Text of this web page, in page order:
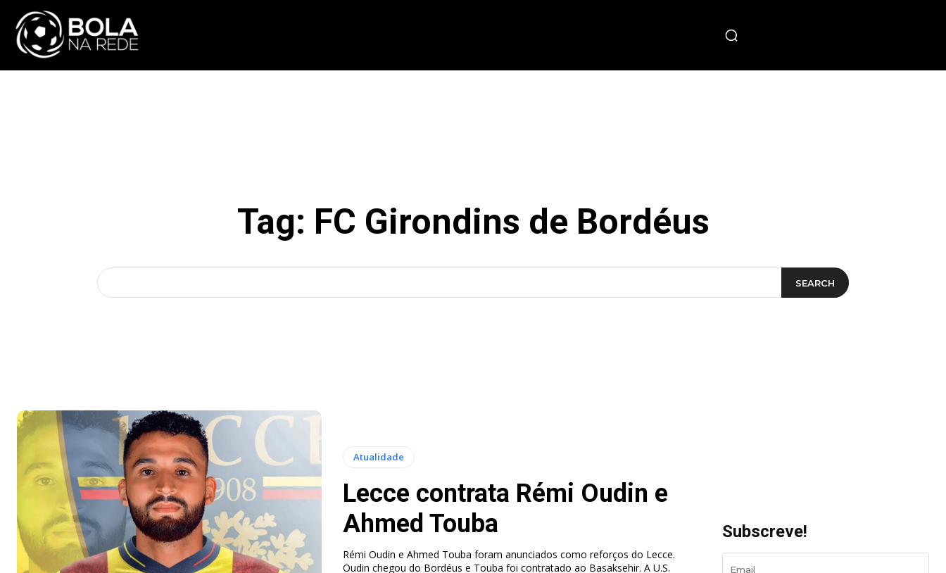
Tag: FC Girondins de Bordéus
SEARCH
Atualidade
Lecce contrata Rémi Oudin e
Ahmed Touba
Rémi Oudin e Ahmed Touba foram anunciados como reforços do Lecce.
Oudin chegou do Bordéus e Touba foi contratado ao Basaksehir. A U.S.
Subscreve!